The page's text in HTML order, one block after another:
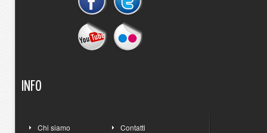
INFO
Chi siamo Contatti